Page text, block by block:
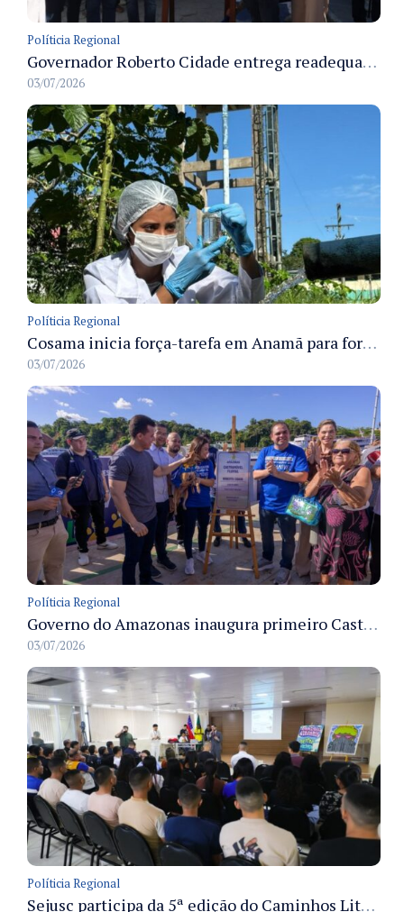
Políticia Regional
Governador Roberto Cidade entrega readequação do ambulatório da FCecon e amplia capacidade de atendimento oncológico em Manaus
03/07/2026
Políticia Regional
Cosama inicia força-tarefa em Anamã para fortalecer abastecimento de água e segurança hídrica da população
03/07/2026
Políticia Regional
Governo do Amazonas inaugura primeiro Castramóvel Fluvial para atendimento veterinário às comunidades ribeirinhas e castração gratuita
03/07/2026
Políticia Regional
Sejusc participa da 5ª edição do Caminhos Literários com foco na cultura hip-hop nas unidades socioeducativas